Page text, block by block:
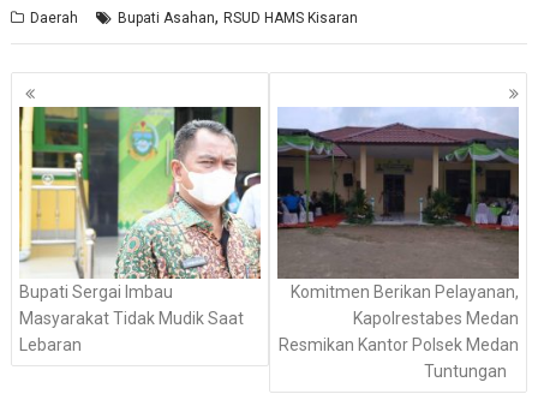
Daerah Bupati Asahan,RSUD HAMS Kisaran
Navigasi
pos
Bupati Sergai Imbau
Masyarakat Tidak Mudik Saat
Lebaran
Komitmen Berikan Pelayanan,
Kapolrestabes Medan
Resmikan Kantor Polsek Medan
Tuntungan